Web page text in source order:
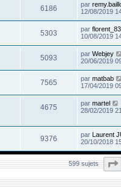
6186 par
12/08/2019
5303 par florent_83
10/08/2019
5093 par Webjey
20/06/2019
7565 par matbab
17/04/2019
4675 par martel
28/02/2019
9376 par Laurent
20/10/2018
599 sujets